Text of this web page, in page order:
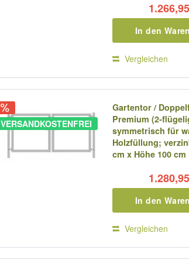
In den
Vergleichen
VERSANDKOSTENFREI
Gartentor /
Premium (2-
symmetrisch für
Holzfüllung;
cm x Höhe 100 cm
In den
Vergleichen